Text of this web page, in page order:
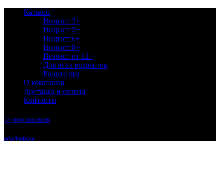
Каталог
Возраст 3+
Возраст 5+
Возраст 6+
Возраст 8+
Возраст от 12+
Для всех возрастов
Родителям
О компании
Доставка и оплата
Контакты
+7 (999) 999-99-99
info@info.ru